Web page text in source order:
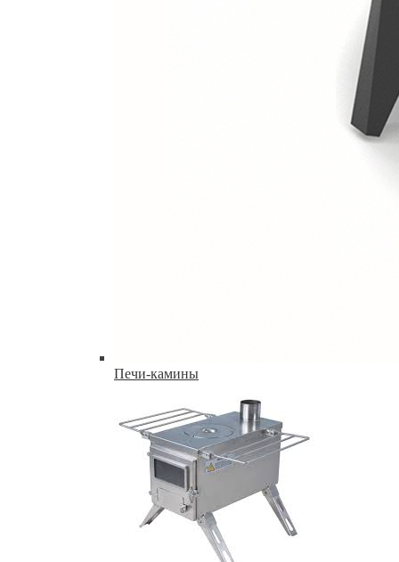
Печи-камины